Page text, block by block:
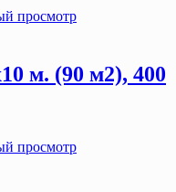
просмотр
м. (90 м2), 400
просмотр